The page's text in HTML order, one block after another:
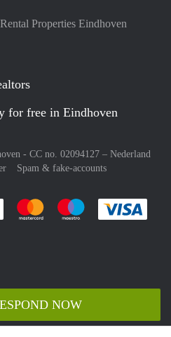
NOW
Properties Eindhoven
for free in Eindhoven
- CC no. 02094127 – Nederland
Spam & fake-accounts
Pay easily with :payment method
Pay easily with :payment
Pay easily with